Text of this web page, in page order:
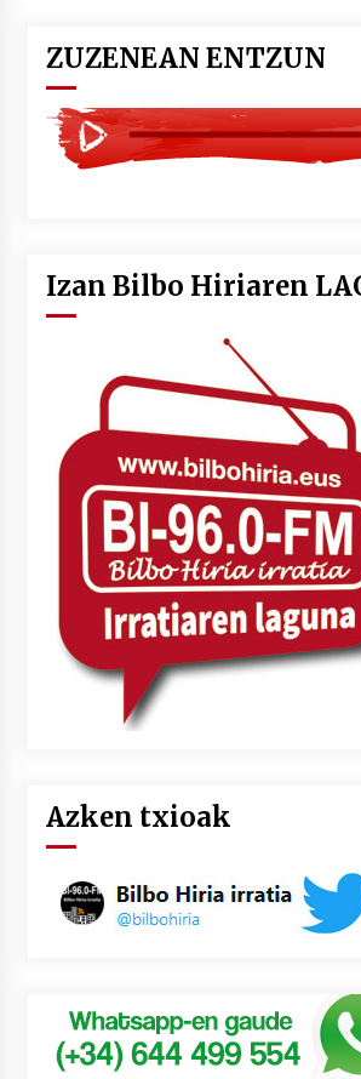
ZUZENEAN ENTZUN
Izan Bilbo Hiriaren
Azken txioak